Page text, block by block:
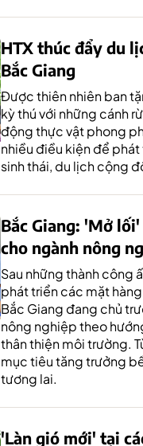
HTX thúc đẩy du
Bắc Giang
Được thiên nhiên ban
kỳ thú với những cánh
động thực vật phong
nhiều điều kiện để
sinh thái, du lịch cộng
Bắc Giang: 'Mở
cho ngành nông
Sau những thành công
phát triển các mặt
Bắc Giang đang chủ
nông nghiệp theo
thân thiện môi trường.
mục tiêu tăng trưởng
tương lai.
'Làn gió mới' tại